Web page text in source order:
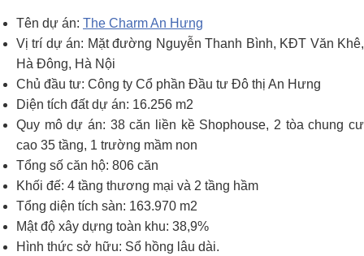
Tên dự án: The Charm An Hưng
Vị trí dự án: Mặt đường Nguyễn Thanh Bình, KĐT Văn Khê,
Hà Đông, Hà Nội
Chủ đầu tư: Công ty Cổ phần Đầu tư Đô thị An Hưng
Diện tích đất dự án: 16.256 m2
Quy mô dự án: 38 căn liền kề Shophouse, 2 tòa chung cư
cao 35 tầng, 1 trường mầm non
Tổng số căn hộ: 806 căn
Khối đế: 4 tầng thương mại và 2 tầng hầm
Tổng diện tích sàn: 163.970 m2
Mật độ xây dựng toàn khu: 38,9%
Hình thức sở hữu: Sổ hồng lâu dài.